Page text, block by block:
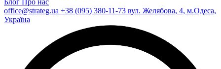
Блог Про нас
office@strateg.ua +38 (095) 380-11-73 вул. Желябова, 4, м.Одеса,
Україна